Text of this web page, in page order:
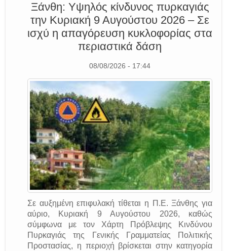
Ξάνθη: Υψηλός κίνδυνος πυρκαγιάς
την Κυριακή 9 Αυγούστου 2026 – Σε
ισχύ η απαγόρευση κυκλοφορίας στα
περιαστικά δάση
08/08/2026 - 17:44
Σε αυξημένη επιφυλακή τίθεται η Π.Ε. Ξάνθης για
αύριο, Κυριακή 9 Αυγούστου 2026, καθώς
σύμφωνα με τον Χάρτη Πρόβλεψης Κινδύνου
Πυρκαγιάς της Γενικής Γραμματείας Πολιτικής
Προστασίας, η περιοχή βρίσκεται στην κατηγορία